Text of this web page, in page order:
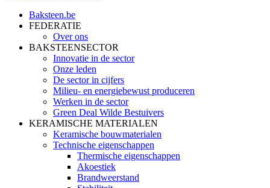
Baksteen.be
FEDERATIE
Over ons
BAKSTEENSECTOR
Innovatie in de sector
Onze leden
De sector in cijfers
Milieu- en energiebewust produceren
Werken in de sector
Green Deal Wilde Bestuivers
KERAMISCHE MATERIALEN
Keramische bouwmaterialen
Technische eigenschappen
Thermische eigenschappen
Akoestiek
Brandweerstand